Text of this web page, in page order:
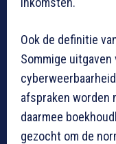
Ook de definitie
Sommige
afspraken worden
daarmee
gezocht om de